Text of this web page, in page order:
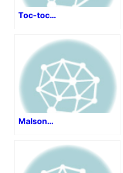
Toc-toc…
Malson…